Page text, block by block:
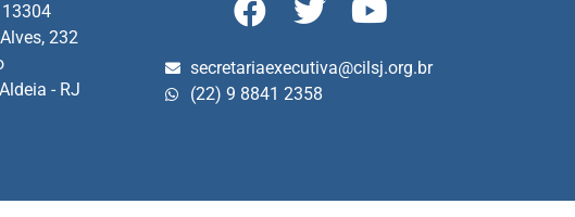
232
- RJ
secretariaexecutiva@cilsj.org.br
(22) 9 8841 2358